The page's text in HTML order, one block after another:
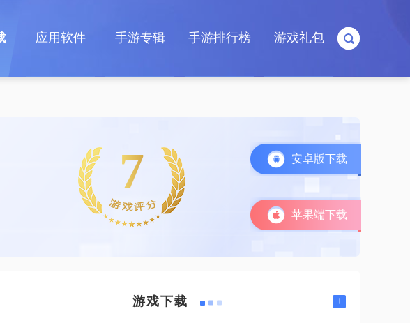
应用软件 手游专辑 手游排行榜 游戏礼包
7 安卓版下载
苹果端下载
游戏下载 +